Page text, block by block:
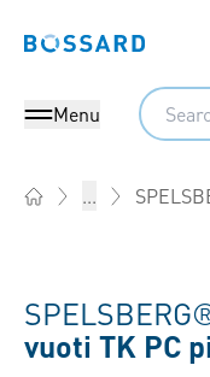
Bossard homepage
Menu
Search
...
vuoti TK PC